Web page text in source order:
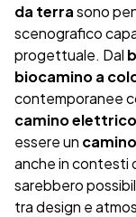
da terrasono
scenografico
progettuale. Dal
biocamino a
contemporanee
camino elettrico
essere un
anche in contesti
sarebbero
tra design e